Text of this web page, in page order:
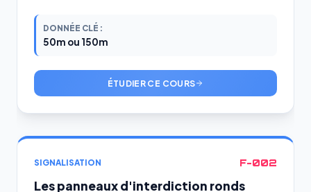
DONNÉE CLÉ :
50m ou 150m
ÉTUDIER CE COURS
SIGNALISATION F-002
Les panneaux d'interdiction ronds